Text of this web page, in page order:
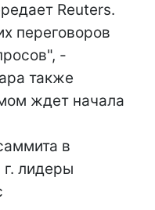
Reuters.
переговоров
-
также
ждет начала
в
лидеры